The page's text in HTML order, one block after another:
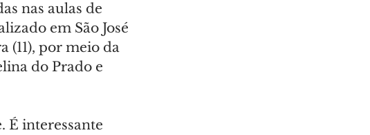
nas aulas de
em São José
(11), por meio da
do Prado e
É interessante